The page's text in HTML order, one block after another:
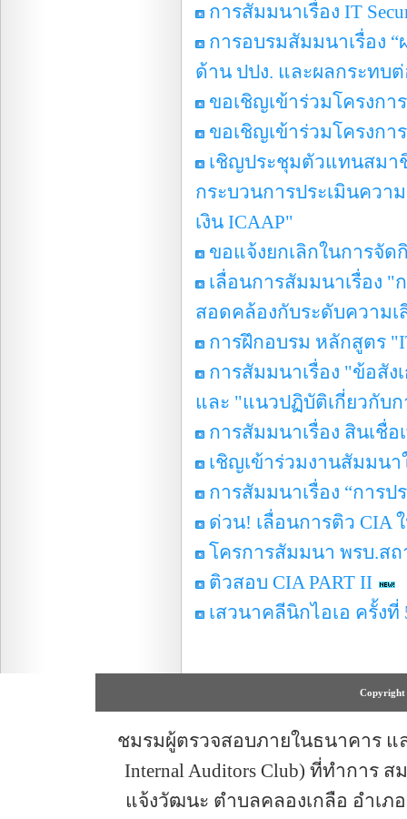
การสัมมนาเรื่อง IT
การอบรมสัมมนาเรื่อง
ด้าน ปปง. และผลกระทบ
ขอเชิญเข้าร่วมโครงกา
ขอเชิญเข้าร่วมโครงกา
เชิญประชุมตัวแทนสมา
กระบวนการประเมินควา
เงิน ICAAP"
ขอแจ้งยกเลิกในการจั
เลื่อนการสัมมนาเรื่อง "
สอดคล้องกับระดับความเ
การฝึกอบรม หลักสูตร
การสัมมนาเรื่อง "ข้อสัง
และ "แนวปฏิบัติเกี่ยวกับ
การสัมมนาเรื่อง สินเชื่อ
เชิญเข้าร่วมงานสัมมนา
การสัมมนาเรื่อง “การ
ด่วน! เลื่อนการติว CIA
โครการสัมมนา พรบ.สถ
ติวสอบ CIA PART II
เสวนาคลีนิกไอเอ ครั้งที่
Copyright
ชมรมผู้ตรวจสอบภายในธนาคาร แล
Internal Auditors Club) ที่ทำการ
แจ้งวัฒนะ ตำบลคลองเกลือ อำเภ